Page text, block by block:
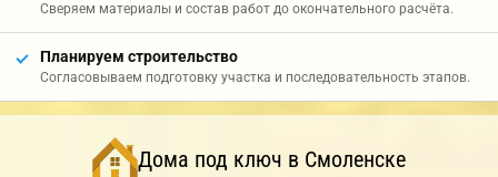
Сверяем материалы и состав работ до окончательного расчёта.
Планируем строительство
Согласовываем подготовку участка и последовательность этапов.
Дома под ключ в Смоленске